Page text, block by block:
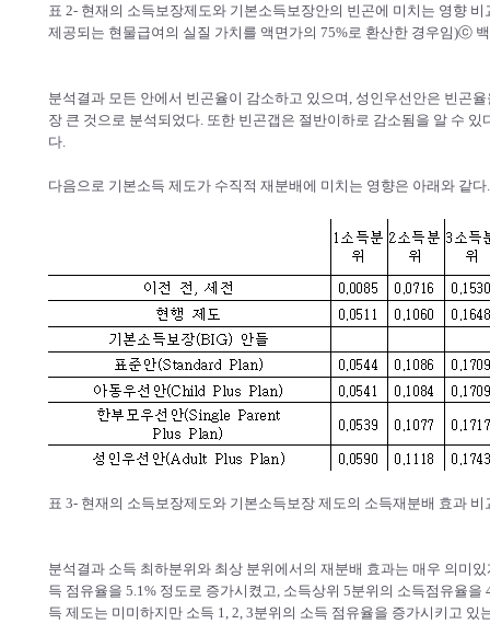
표 2- 현재의 소득보장제도와 기본소득보장안의 빈곤에 미치는 영향 비
제공되는 현물급여의 실질 가치를 액면가의 75%로 환산한 경우임)ⓒ 백
분석결과 모든 안에서 빈곤율이 감소하고 있으며, 성인우선안은 빈곤
장 큰 것으로 분석되었다. 또한 빈곤갭은 절반이하로 감소됨을 알 수
다.
다음으로 기본소득 제도가 수직적 재분배에 미치는 영향은 아래와 같
표 3- 현재의 소득보장제도와 기본소득보장 제도의 소득재분배 효과 비
분석결과 소득 최하분위와 최상 분위에서의 재분배 효과는 매우 의미
득 점유율을 5.1% 정도로 증가시켰고, 소득상위 5분위의 소득점유율
득 제도는 미미하지만 소득 1, 2, 3분위의 소득 점유율을 증가시키고